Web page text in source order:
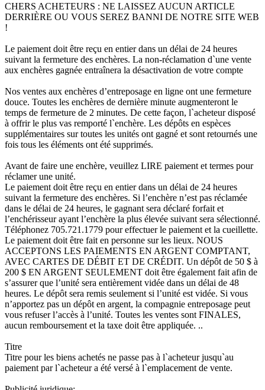
CHERS ACHETEURS : NE LAISSEZ AUCUN ARTICLE
DERRIÈRE OU VOUS SEREZ BANNI DE NOTRE SITE WEB
!
Le paiement doit être reçu en entier dans un délai de 24 heures
suivant la fermeture des enchères. La non-réclamation d`une vente
aux enchères gagnée entraînera la désactivation de votre compte
Nos ventes aux enchères d’entreposage en ligne ont une fermeture
douce. Toutes les enchères de dernière minute augmenteront le
temps de fermeture de 2 minutes. De cette façon, l`acheteur disposé
à offrir le plus vas remporté l`enchère. Les dépôts en espèces
supplémentaires sur toutes les unités ont gagné et sont retournés une
fois tous les éléments ont été supprimés.
Avant de faire une enchère, veuillez LIRE paiement et termes pour
réclamer une unité.
Le paiement doit être reçu en entier dans un délai de 24 heures
suivant la fermeture des enchères. Si l’enchère n’est pas réclamée
dans le délai de 24 heures, le gagnant sera déclaré forfait et
l’enchérisseur ayant l’enchère la plus élevée suivant sera sélectionné.
Téléphonez 705.721.1779 pour effectuer le paiement et la cueillette.
Le paiement doit être fait en personne sur les lieux. NOUS
ACCEPTONS LES PAIEMENTS EN ARGENT COMPTANT,
AVEC CARTES DE DÉBIT ET DE CRÉDIT. Un dépôt de 50 $ à
200 $ EN ARGENT SEULEMENT doit être également fait afin de
s’assurer que l’unité sera entièrement vidée dans un délai de 48
heures. Le dépôt sera remis seulement si l’unité est vidée. Si vous
n’apportez pas un dépôt en argent, la compagnie entreposage peut
vous refuser l’accès à l’unité. Toutes les ventes sont FINALES,
aucun remboursement et la taxe doit être appliquée. ..
Titre
Titre pour les biens achetés ne passe pas à l`acheteur jusqu`au
paiement par l`acheteur a été versé à l`emplacement de vente.